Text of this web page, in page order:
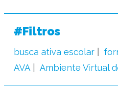
#Filtros
busca ativa escolar
AVA
Ambiente Virtual